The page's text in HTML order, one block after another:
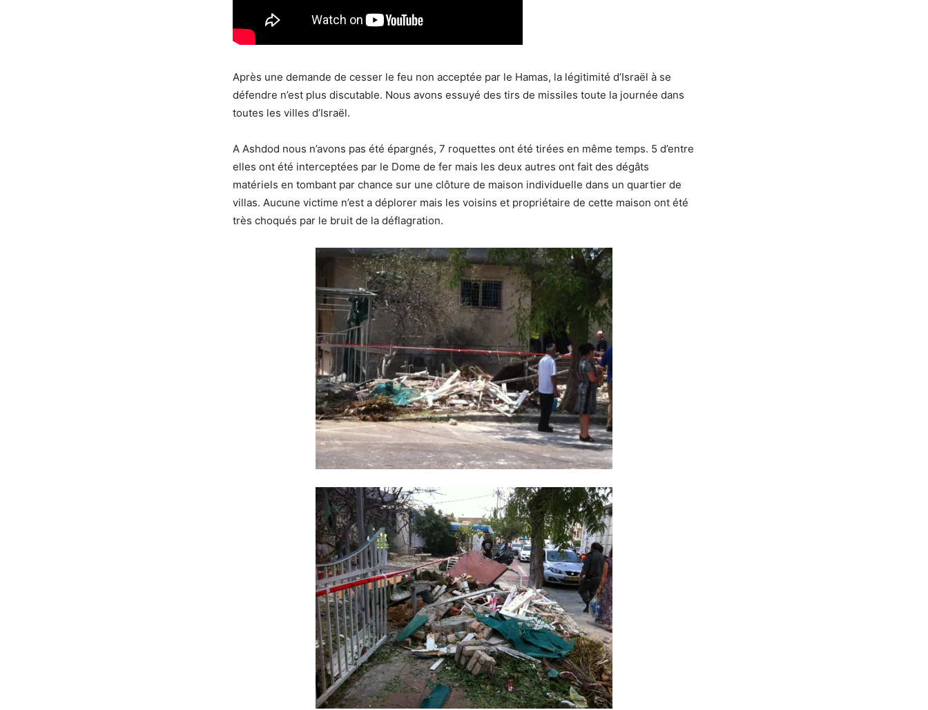
Après une demande de cesser le feu non acceptée par le Hamas, la légitimité d’Israël à se
défendre n’est plus discutable. Nous avons essuyé des tirs de missiles toute la journée dans
toutes les villes d’Israël.
A Ashdod nous n’avons pas été épargnés, 7 roquettes ont été tirées en même temps. 5 d’entre
elles ont été interceptées par le Dome de fer mais les deux autres ont fait des dégâts
matériels en tombant par chance sur une clôture de maison individuelle dans un quartier de
villas. Aucune victime n’est a déplorer mais les voisins et propriétaire de cette maison ont été
très choqués par le bruit de la déflagration.